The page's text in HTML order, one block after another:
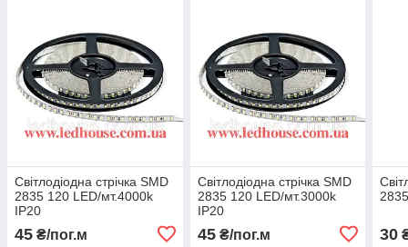
Світлодіодна стрічка SMD
2835 120 LED/мт.4000k
IP20
45 ₴/пог.м
Світлодіодна стрічка SMD
2835 120 LED/мт.3000k
IP20
45₴/пог.м 30